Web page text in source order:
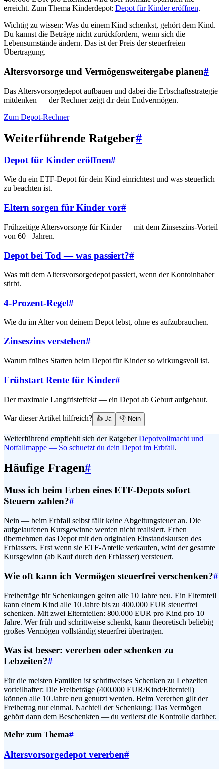
erreicht. Zum Thema Kinderdepot: Depot für Kinder eröffnen.
Wichtig zu wissen: Was du einem Kind schenkst, gehört dem Kind.
Du kannst die Beträge nicht zurückfordern, wenn sich die
Lebensumstände ändern. Das ist der Preis der steuerfreien
Übertragung.
Altersvorsorge und Vermögensweitergabe planen#
Das Altersvorsorgedepot aufbauen und dabei die Erbschaftsstrategie
mitdenken — der Rechner zeigt dir dein Endvermögen.
Zum Depot-Rechner
Weiterführende Ratgeber#
Depot für Kinder eröffnen#
Wie du ein ETF-Depot für dein Kind einrichtest und was steuerlich
zu beachten ist.
Eltern sorgen für Kinder vor#
Frühzeitige Altersvorsorge für Kinder — mit dem Zinseszins-Vorteil
von 60+ Jahren.
Depot bei Tod — was passiert?#
Was mit dem Altersvorsorgedepot passiert, wenn der Kontoinhaber
stirbt.
4-Prozent-Regel#
Wie du im Alter von deinem Depot lebst, ohne es aufzubrauchen.
Zinseszins verstehen#
Warum frühes Starten beim Depot für Kinder so wirkungsvoll ist.
Frühstart Rente für Kinder#
Der maximale Langfristeffekt — ein Depot ab Geburt aufgebaut.
War dieser Artikel hilfreich? 👍 Ja 👎 Nein
Weiterführend empfiehlt sich der RatgeberDepotvollmacht und
Notfallmappe — So schuetzt du dein Depot im Erbfall.
Häufige Fragen#
Muss ich beim Erben eines ETF-Depots sofort
Steuern zahlen?#
Nein — beim Erbfall selbst fällt keine Abgeltungsteuer an. Die
aufgelaufenen Kursgewinne werden nicht realisiert. Erben
übernehmen das Depot mit den originalen Einstandskursen des
Erblassers. Erst wenn sie ETF-Anteile verkaufen, wird der gesamte
Kursgewinn (ab Kauf durch den Erblasser) versteuert.
Wie oft kann ich Vermögen steuerfrei verschenken?#
Freibeträge für Schenkungen gelten alle 10 Jahre neu. Ein Elternteil
kann einem Kind alle 10 Jahre bis zu 400.000 EUR steuerfrei
schenken. Mit zwei Elternteilen: 800.000 EUR pro Kind pro 10
Jahre. Wer früh und schrittweise schenkt, kann theoretisch beliebig
großes Vermögen vollständig steuerfrei übertragen.
Was ist besser: vererben oder schenken zu
Lebzeiten?#
Für die meisten Familien ist schrittweises Schenken zu Lebzeiten
vorteilhafter: Die Freibeträge (400.000 EUR/Kind/Elternteil)
können alle 10 Jahre neu genutzt werden. Beim Vererben gilt der
Freibetrag nur einmal. Nachteil der Schenkung: Das Vermögen
gehört dann dem Beschenkten — du verlierst die Kontrolle darüber.
Mehr zum Thema#
Altersvorsorgedepot vererben#